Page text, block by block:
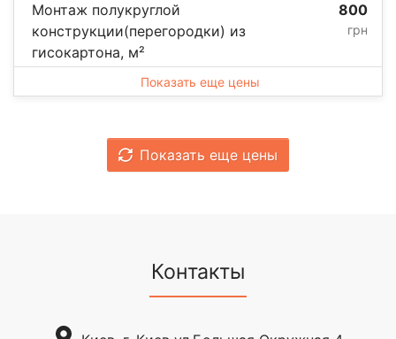
Монтаж полукруглой
конструкции(перегородки) из
гисокартона, м²
800
грн
Показать еще цены
Показать еще цены
Контакты